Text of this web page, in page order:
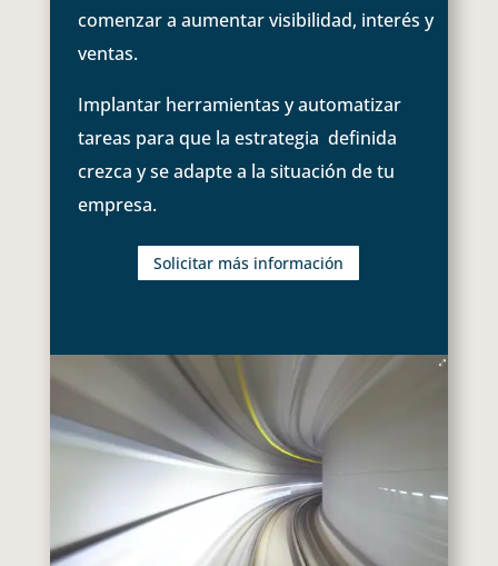
comenzar a aumentar visibilidad, interés y
ventas.
Implantar herramientas y automatizar
tareas para que la estrategia definida
crezca y se adapte a la situación de tu
empresa.
Solicitar más información